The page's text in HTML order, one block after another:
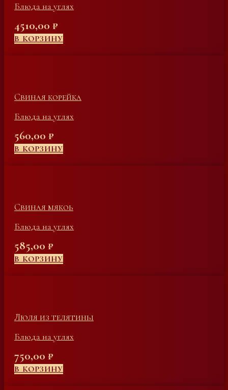
Блюда на углях
4510,00 ₽
В КОРЗИНУ
Свиная корейка
Блюда на углях
560,00 ₽
В КОРЗИНУ
Свиная мякоь
Блюда на углях
585,00 ₽
В КОРЗИНУ
Люля из телятины
Блюда на углях
750,00 ₽
В КОРЗИНУ